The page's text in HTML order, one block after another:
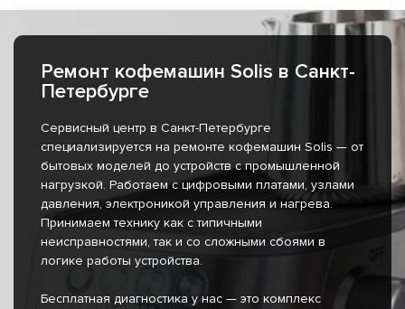
Ремонт кофемашин Solis в Санкт-
Петербурге
Сервисный центр в Санкт-Петербурге
специализируется на ремонте кофемашин Solis — от
бытовых моделей до устройств с промышленной
нагрузкой. Работаем с цифровыми платами, узлами
давления, электроникой управления и нагрева.
Принимаем технику как с типичными
неисправностями, так и со сложными сбоями в
логике работы устройства.
Бесплатная диагностика у нас — это комплекс